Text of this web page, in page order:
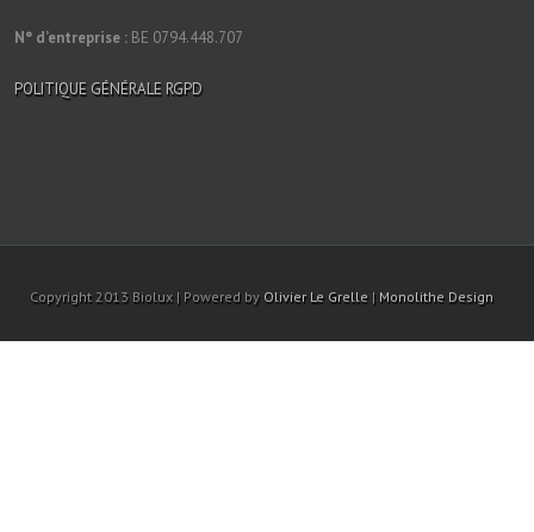
N° d’entreprise : BE 0794.448.707
POLITIQUE GÉNÉRALE RGPD
Copyright 2013 Biolux | Powered by Olivier Le Grelle | Monolithe Design